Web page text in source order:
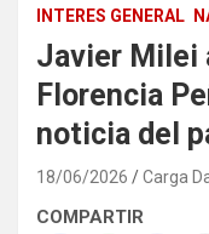
INTERES GENERAL
Javier Milei
Florencia
noticia del
18/06/2026 Carga
COMPARTIR